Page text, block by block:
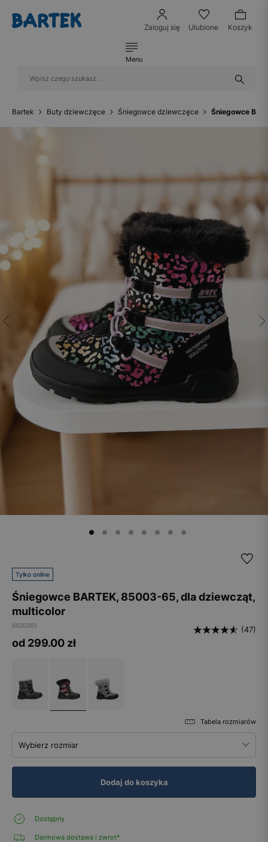
Zaloguj się Ulubione Koszyk
Menu
Bartek Buty dziewczęce Śniegowce dziewczęce Śniegowce
Tylko online
Śniegowce BARTEK, 85003-65, dla dziewcząt,
multicolor
8500365 (47)
od 299.00 zł
Tabela rozmiarów
Wybierz rozmiar
Dodaj do koszyka
Dostępny
Darmowa dostawa i zwrot*